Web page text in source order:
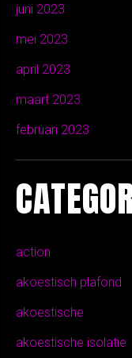
juni 2023
mei 2023
april 2023
maart 2023
februari 2023
action
akoestisch plafond
akoestische
akoestische isolatie